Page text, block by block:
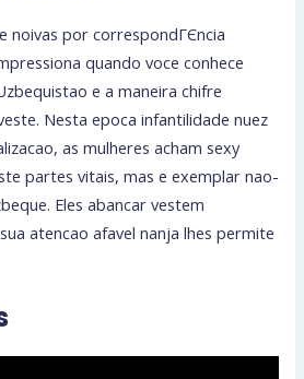
quando voce conhece
e a maneira chifre
Nesta epoca infantilidade nuez
as mulheres acham sexy
partes vitais, mas e exemplar nao-
Eles abancar vestem
atencao afavel nanja lhes permite